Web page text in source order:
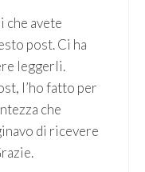
che avete
post. Ci ha
leggerli.
l’ho fatto per
che
di ricevere